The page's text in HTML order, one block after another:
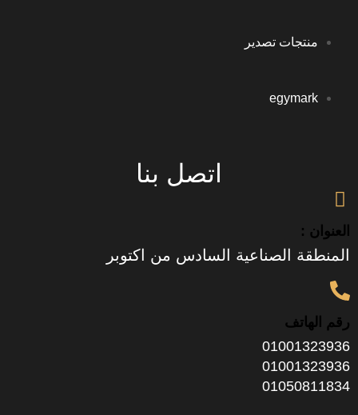
تصدير
اتصل بنا
الصناعية السادس من اكتوبر